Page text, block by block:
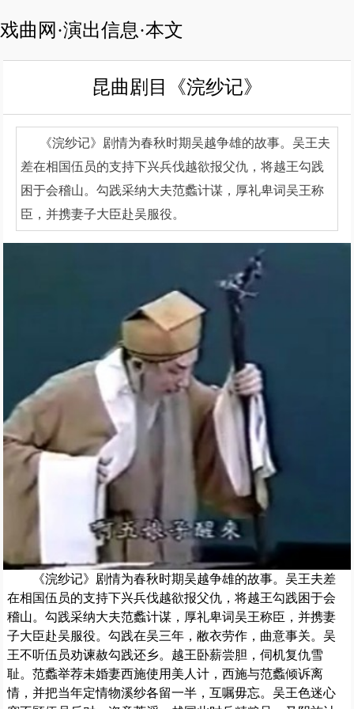
戏曲网·演出信息·本文
昆曲剧目《浣纱记》
《浣纱记》剧情为春秋时期吴越争雄的故事。吴王夫
差在相国伍员的支持下兴兵伐越欲报父仇，将越王勾践
困于会稽山。勾践采纳大夫范蠡计谋，厚礼卑词吴王称
臣，并携妻子大臣赴吴服役。
《浣纱记》剧情为春秋时期吴越争雄的故事。吴王夫差
在相国伍员的支持下兴兵伐越欲报父仇，将越王勾践困于会
稽山。勾践采纳大夫范蠡计谋，厚礼卑词吴王称臣，并携妻
子大臣赴吴服役。勾践在吴三年，敝衣劳作，曲意事关。吴
王不听伍员劝谏赦勾践还乡。越王卧薪尝胆，伺机复仇雪
耻。范蠡举荐未婚妻西施使用美人计，西施与范蠡倾诉离
情，并把当年定情物溪纱各留一半，互嘱毋忘。吴王色迷心